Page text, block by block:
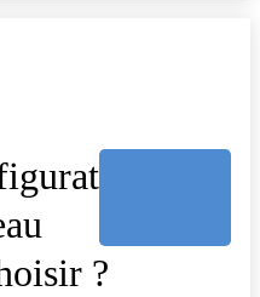
?